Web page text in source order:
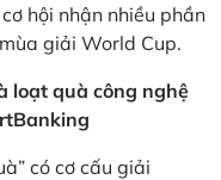
hội nhận nhiều phần
giải World Cup.
loạt quà công nghệ
có cơ cấu giải